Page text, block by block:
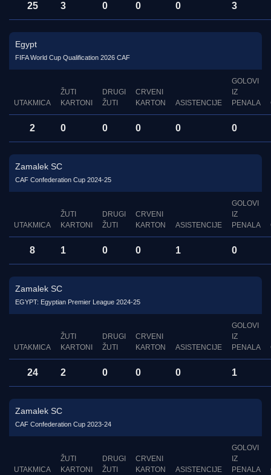
25 3 0 0 0 3
Egypt
FIFA World Cup Qualification 2026 CAF
UTAKMICA
ŽUTI
KARTONI
DRUGI
ŽUTI
CRVENI
KARTON
ASISTENCIJE
GOLOVI
IZ
PENALA
2 0 0 0 0 0
Zamalek SC
CAF Confederation Cup 2024-25
UTAKMICA
ŽUTI
KARTONI
DRUGI
ŽUTI
CRVENI
KARTON
ASISTENCIJE
GOLOVI
IZ
PENALA
8 1 0 0 1 0
Zamalek SC
EGYPT: Egyptian Premier League 2024-25
UTAKMICA
ŽUTI
KARTONI
DRUGI
ŽUTI
CRVENI
KARTON
ASISTENCIJE
GOLOVI
IZ
PENALA
24 2 0 0 0 1
Zamalek SC
CAF Confederation Cup 2023-24
UTAKMICA
ŽUTI
KARTONI
DRUGI
ŽUTI
CRVENI
KARTON
ASISTENCIJE
GOLOVI
IZ
PENALA